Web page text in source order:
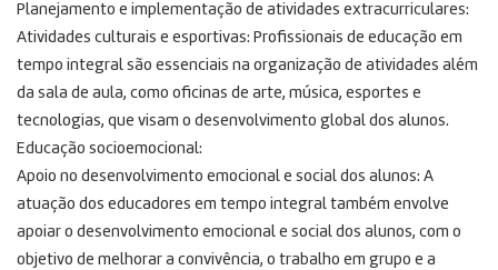
Planejamento e implementação de atividades extracurriculares:
Atividades culturais e esportivas: Profissionais de educação em
tempo integral são essenciais na organização de atividades além
da sala de aula, como oficinas de arte, música, esportes e
tecnologias, que visam o desenvolvimento global dos alunos.
Educação socioemocional:
Apoio no desenvolvimento emocional e social dos alunos: A
atuação dos educadores em tempo integral também envolve
apoiar o desenvolvimento emocional e social dos alunos, com o
objetivo de melhorar a convivência, o trabalho em grupo e a